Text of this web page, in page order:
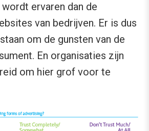
ervaren dan de
van bedrijven. Er is dus
om de gunsten van de
En organisaties zijn
om hier grof voor te